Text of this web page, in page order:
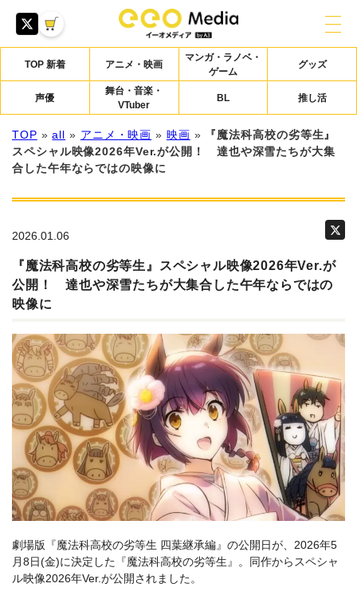
TOP 新着 アニメ・映画
マンガ・ラノベ・
ゲーム
グッズ
声優
舞台・音楽・
VTuber
BL 推し活
TOP »all » アニメ・映画 » 映画 »
『魔法科高校の劣等生』
スペシャル映像2026年Ver.が公開！ 達也や深雪たちが大集
合した午年ならではの映像に
2026.01.06
『魔法科高校の劣等生』スペシャル映像2026年Ver.が
公開！ 達也や深雪たちが大集合した午年ならではの
映像に
劇場版『魔法科高校の劣等生 四葉継承編』の公開日が、2026年5
月8日(金)に決定した『魔法科高校の劣等生』。同作からスペシャ
ル映像2026年Ver.が公開されました。